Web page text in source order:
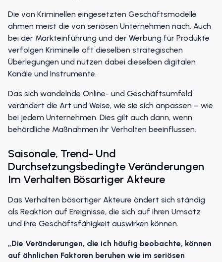
Die von Kriminellen eingesetzten Geschäftsmodelle
ahmen meist die von seriösen Unternehmen nach. Auch
bei der Markteinführung und der Werbung für Produkte
verfolgen Kriminelle oft dieselben strategischen
Überlegungen und nutzen dabei dieselben digitalen
Kanäle und Instrumente.
Das sich wandelnde Online- und Geschäftsumfeld
verändert die Art und Weise, wie sie sich anpassen – wie
bei jedem Unternehmen. Dies gilt auch dann, wenn
behördliche Maßnahmen ihr Verhalten beeinflussen.
Saisonale, Trend- Und
Durchsetzungsbedingte Veränderungen
Im Verhalten Bösartiger Akteure
Das Verhalten bösartiger Akteure ändert sich ständig
als Reaktion auf Ereignisse, die sich auf ihren Umsatz
und ihre Geschäftsfähigkeit auswirken können.
„Die Veränderungen, die ich häufig beobachte, können
auf ähnlichen Faktoren beruhen wie im seriösen